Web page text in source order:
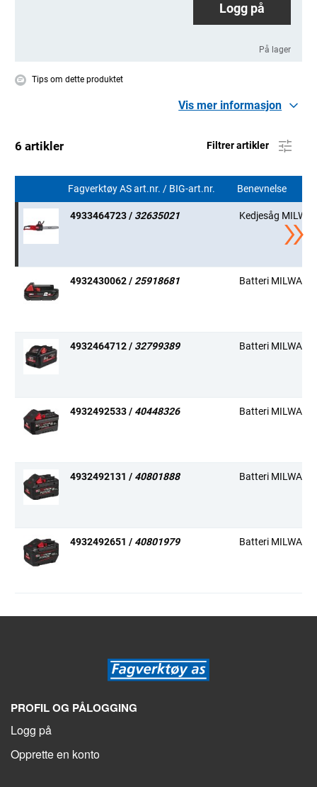
Logg på
På lager
Tips om dette produktet
Vis mer informasjon
6 artikler Filtrer artikler
Fagverktøy AS art.nr. / BIG-art.nr. Benevnelse
4933464723 / 32635021 Kedjesåg
4932430062 /25918681 Batteri
4932464712 / 32799389 Batteri
4932492533 / 40448326 Batteri
4932492131 / 40801888 Batteri
4932492651 / 40801979 Batteri
PROFIL OG PÅLOGGING
Logg på
Opprette en konto